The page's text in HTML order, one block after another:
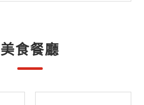
美食餐廳